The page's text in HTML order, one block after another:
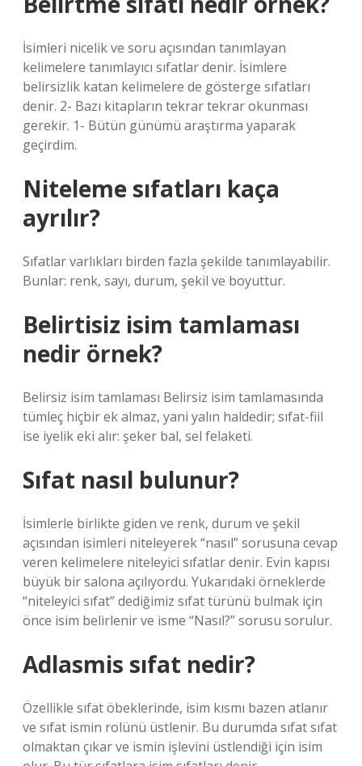
İsimleri nicelik ve soru açısından tanımlayan
kelimelere tanımlayıcı sıfatlar denir. İsimlere
belirsizlik katan kelimelere de gösterge sıfatları
denir. 2- Bazı kitapların tekrar tekrar okunması
gerekir. 1- Bütün günümü araştırma yaparak
geçirdim.
Niteleme sıfatları kaça
ayrılır?
Sıfatlar varlıkları birden fazla şekilde tanımlayabilir.
Bunlar: renk, sayı, durum, şekil ve boyuttur.
Belirtisiz isim tamlaması
nedir örnek?
Belirsiz isim tamlaması Belirsiz isim tamlamasında
tümleç hiçbir ek almaz, yani yalın haldedir; sıfat-fiil
ise iyelik eki alır: şeker bal, sel felaketi.
Sıfat nasıl bulunur?
İsimlerle birlikte giden ve renk, durum ve şekil
açısından isimleri niteleyerek “nasıl” sorusuna cevap
veren kelimelere niteleyici sıfatlar denir. Evin kapısı
büyük bir salona açılıyordu. Yukarıdaki örneklerde
“niteleyici sıfat” dediğimiz sıfat türünü bulmak için
önce isim belirlenir ve isme “Nasıl?” sorusu sorulur.
Adlasmis sıfat nedir?
Özellikle sıfat öbeklerinde, isim kısmı bazen atlanır
ve sıfat ismin rolünü üstlenir. Bu durumda sıfat sıfat
olmaktan çıkar ve ismin işlevini üstlendiği için isim